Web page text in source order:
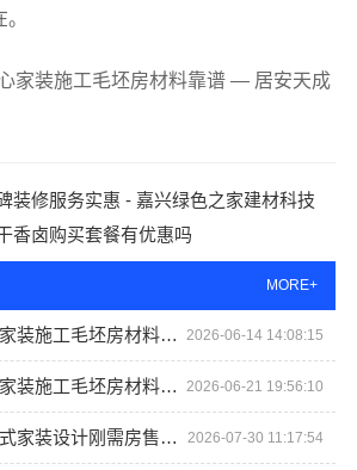
家装施工毛坯房材料靠谱 — 居安天成
装修服务实惠 - 嘉兴绿色之家建材科技
香卤购买套餐有优惠吗
MORE+
西安未央区省心家装施工毛坯房材料靠谱-居安天成（西安）建筑工程有限责任公司 2026-06-14 14:08:15
西安未央区省心家装施工毛坯房材料靠谱——居安天成（西安）建筑工程有限责任公司 2026-06-21 19:56:10
西安未央区一站式家装设计刚需房售后完善-居安天成（西安）建筑工程有限责任公司 2026-07-30 11:17:54